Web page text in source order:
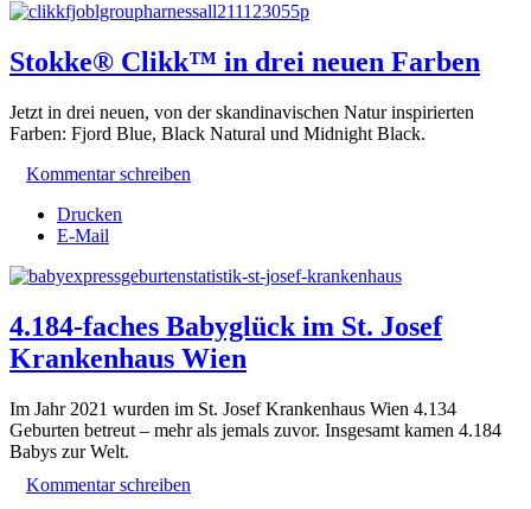
Stokke® Clikk™ in drei neuen Farben
Jetzt in drei neuen, von der skandinavischen Natur inspirierten
Farben: Fjord Blue, Black Natural und Midnight Black.
Kommentar schreiben
Drucken
E-Mail
4.184-faches Babyglück im St. Josef
Krankenhaus Wien
Im Jahr 2021 wurden im St. Josef Krankenhaus Wien 4.134
Geburten betreut – mehr als jemals zuvor. Insgesamt kamen 4.184
Babys zur Welt.
Kommentar schreiben